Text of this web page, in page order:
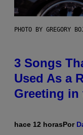
PHOTO BY GREGORY
3 Songs
Used As a
Greeting in
hace 12 horasPor